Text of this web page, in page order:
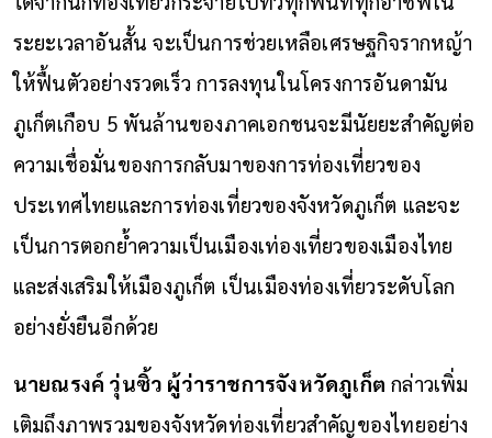
ระยะเวลาอันสั้น จะเป็นการช่วยเหลือเศรษฐกิจรากหญ้า
ให้ฟื้นตัวอย่างรวดเร็ว การลงทุนในโครงการอันดามัน
ภูเก็ตเกือบ 5 พันล้านของภาคเอกชนจะมีนัยยะสำคัญต่อ
ความเชื่อมั่นของการกลับมาของการท่องเที่ยวของ
ประเทศไทยและการท่องเที่ยวของจังหวัดภูเก็ต และจะ
เป็นการตอกย้ำความเป็นเมืองเท่องเที่ยวของเมืองไทย
และส่งเสริมให้เมืองภูเก็ต เป็นเมืองท่องเที่ยวระดับโลก
อย่างยั่งยืนอีกด้วย
นายณรงค์ วุ่นซิ้ว ผู้ว่าราชการจังหวัดภูเก็ต กล่าวเพิ่ม
เติมถึงภาพรวมของจังหวัดท่องเที่ยวสำคัญของไทยอย่าง